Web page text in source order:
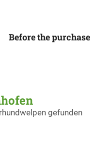
Before the purchase
gefunden